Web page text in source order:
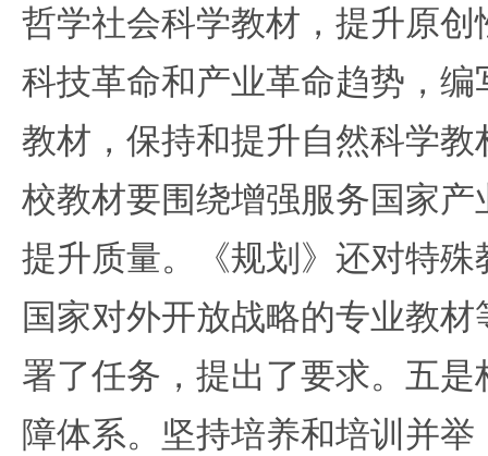
哲学社会科学教材，提升原
科技革命和产业革命趋势，
教材，保持和提升自然科学
校教材要围绕增强服务国家
提升质量。《规划》还对特
国家对外开放战略的专业教
署了任务，提出了要求。五
障体系。坚持培养和培训并